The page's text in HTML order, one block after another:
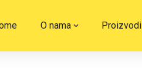
O nama Proizvodi